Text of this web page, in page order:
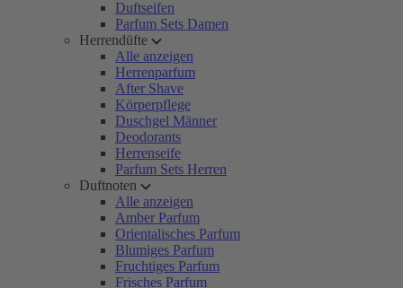
Duftseifen
Parfum Sets Damen
Herrendüfte
Alle anzeigen
Herrenparfum
After Shave
Körperpflege
Duschgel Männer
Deodorants
Herrenseife
Parfum Sets Herren
Duftnoten
Alle anzeigen
Amber Parfum
Orientalisches Parfum
Blumiges Parfum
Fruchtiges Parfum
Frisches Parfum